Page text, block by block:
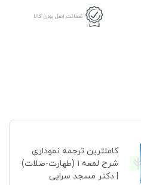
ضمانت اصل بودن کالا
کاملترین ترجمه نموداری
شرح لمعه 1 (طهارت-صلات)
| دکتر مسجد سرایی